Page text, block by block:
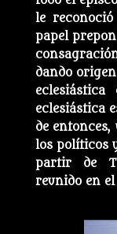
le
papel
dando
eclesiástica
de
los políticos
partir de
reunido en el